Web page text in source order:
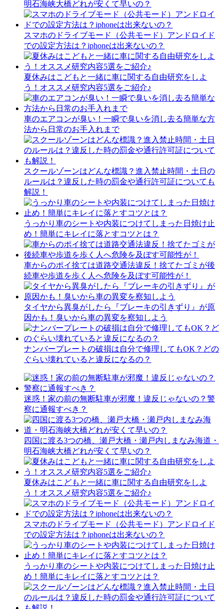
明石海峡大橋どれが安くて早いの？
スマホのドライブモード（公共モード）アンドロイド
での設定方法は？iphoneは出来ないの？
夏休みはこどもと一緒に車に関する自由研究をしよ
う！オススメ研究内容5選をご紹介♪
車のエアコンが臭い！一瞬で臭いを消し去る簡単な方
法から日常のお手入れまで
スクールゾーンはどんな標識？進入禁止時間・土日の
ルールは？違反した時の罰金や通行許可証についても
解説！
うっかり車のシートや内装につけてしまった日焼け止
め！簡単にキレイに落とすコツとは？
車からのポイ捨ては道路交通法違反！捨てたゴミが後
続車や歩道を歩く人へ危険を及ぼす可能性が！
タイヤから異臭がしたら『ブレーキの引きずり』が原
因かも！臭いから車の異変を察知しよう
ナンバープレートの破損は自分で修理してもOK？どの
ぐらい壊れていると違反になるの？
迷惑！家の前の無断駐車が邪魔！違反じゃないの？警
察に通報すべき？
四国に渡る3つの橋、瀬戸大橋・瀬戸内しまなみ海道・
明石海峡大橋どれが安くて早いの？
夏休みはこどもと一緒に車に関する自由研究をしよ
う！オススメ研究内容5選をご紹介♪
スマホのドライブモード（公共モード）アンドロイド
での設定方法は？iphoneは出来ないの？
うっかり車のシートや内装につけてしまった日焼け止
め！簡単にキレイに落とすコツとは？